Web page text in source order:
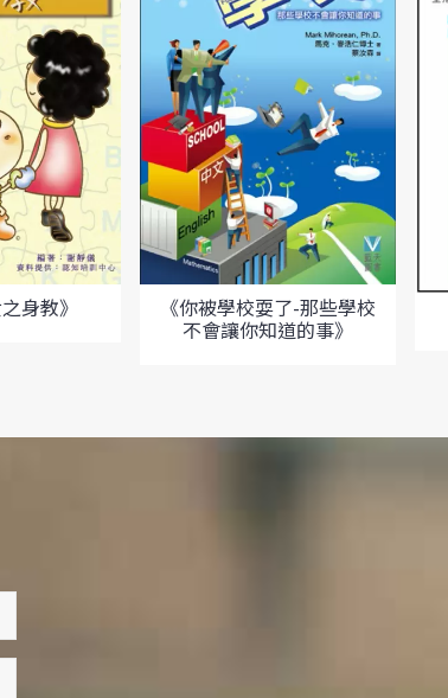
身教》 《你被學校耍了-那些學校
不會讓你知道的事》